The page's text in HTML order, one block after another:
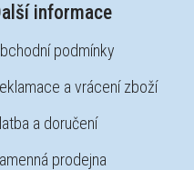
informace
podmínky
a vrácení zboží
a doručení
prodejna